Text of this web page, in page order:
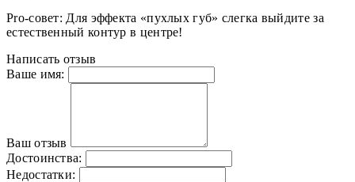
Pro-совет: Для эффекта «пухлых губ» слегка выйдите за
естественный контур в центре!
Написать отзыв
Ваше имя:
Ваш отзыв
Достоинства:
Недостатки: